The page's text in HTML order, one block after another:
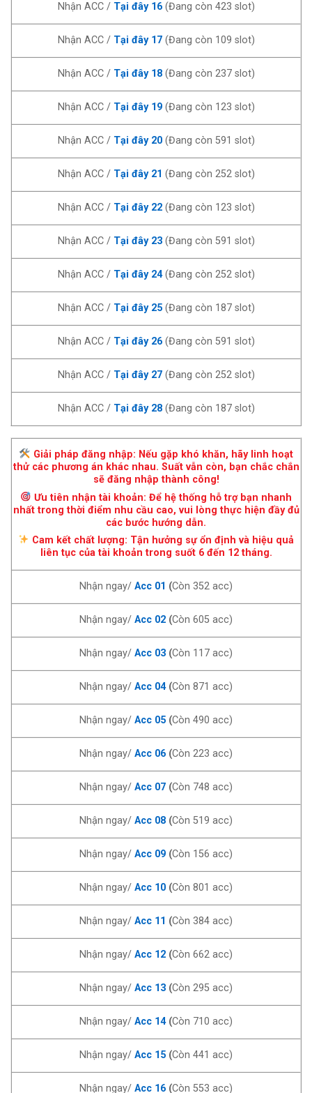
Nhận ACC / Tại đây 16(Đang còn 423 slot)
Nhận ACC / Tại đây 17(Đang còn 109 slot)
Nhận ACC / Tại đây 18(Đang còn 237 slot)
Nhận ACC /Tại đây 19(Đang còn 123 slot)
Nhận ACC / Tại đây 20(Đang còn 591 slot)
Nhận ACC / Tại đây 21 (Đang còn 252 slot)
Nhận ACC / Tại đây 22(Đang còn 123 slot)
Nhận ACC / Tại đây 23(Đang còn 591 slot)
Nhận ACC / Tại đây 24(Đang còn 252 slot)
Nhận ACC / Tại đây 25(Đang còn 187 slot)
Nhận ACC / Tại đây 26(Đang còn 591 slot)
Nhận ACC / Tại đây 27(Đang còn 252 slot)
Nhận ACC / Tại đây 28(Đang còn 187 slot)
Giải pháp đăng nhập: Nếu gặp khó khăn, hãy linh hoạt
thử các phương án khác nhau. Suất vẫn còn, bạn chắc chắn
sẽ đăng nhập thành công!
Ưu tiên nhận tài khoản: Để hệ thống hỗ trợ bạn nhanh
nhất trong thời điểm nhu cầu cao, vui lòng thực hiện đầy đủ
các bước hướng dẫn.
Cam kết chất lượng: Tận hưởng sự ổn định và hiệu quả
liên tục của tài khoản trong suốt 6 đến 12 tháng.
Nhận ngay/ Acc 01 (Còn 352 acc)
Nhận ngay/ Acc 02 (Còn 605 acc)
Nhận ngay/ Acc 03 (Còn 117 acc)
Nhận ngay/ Acc 04(Còn 871 acc)
Nhận ngay/ Acc 05 (Còn 490 acc)
Nhận ngay/ Acc 06 (Còn 223 acc)
Nhận ngay/ Acc 07 (Còn 748 acc)
Nhận ngay/ Acc 08 (Còn 519 acc)
Nhận ngay/ Acc 09 (Còn 156 acc)
Nhận ngay/ Acc 10 (Còn 801 acc)
Nhận ngay/ Acc 11 (Còn 384 acc)
Nhận ngay/ Acc 12 (Còn 662 acc)
Nhận ngay/ Acc 13 (Còn 295 acc)
Nhận ngay/ Acc 14(Còn 710 acc)
Nhận ngay/ Acc 15 (Còn 441 acc)
Nhận ngay/ Acc 16 (Còn 553 acc)